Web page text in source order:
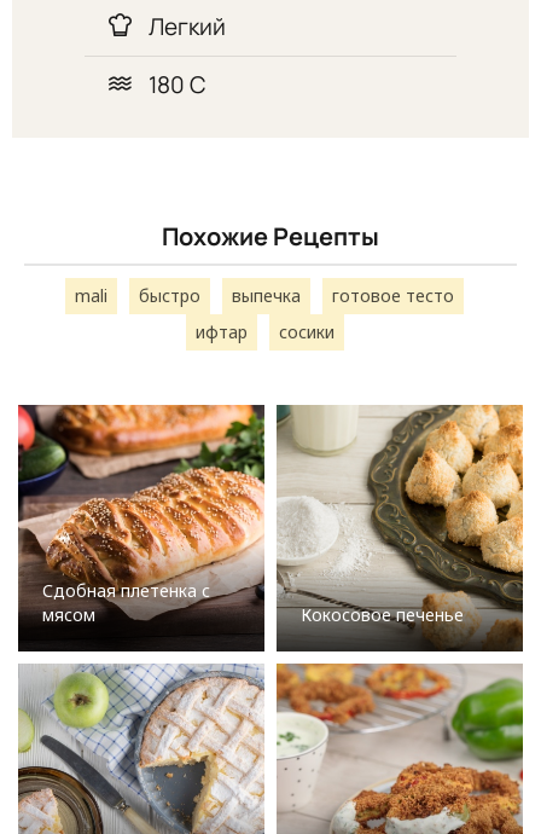
Легкий
180 С
Похожие Рецепты
mali быстро выпечка
готовое тесто
ифтар
сосики
Сдобная плетенка с
мясом
Кокосовое печенье